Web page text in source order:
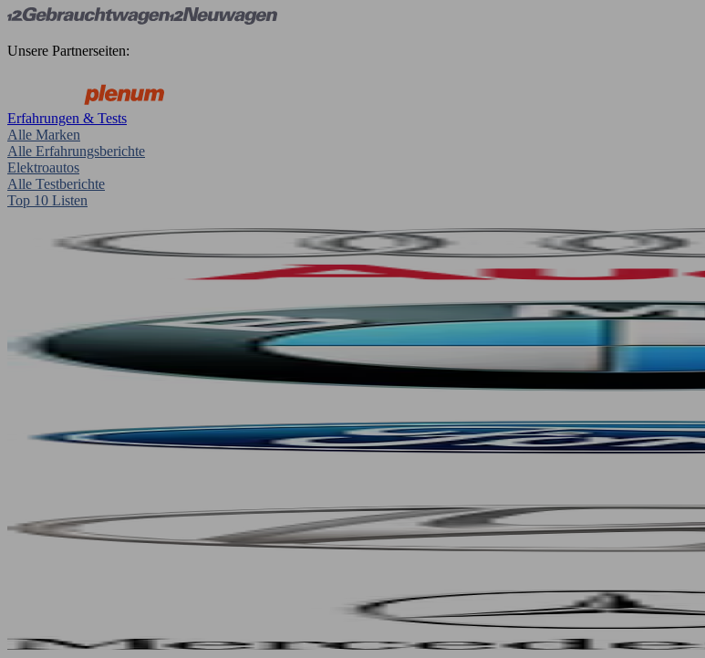
Unsere Partnerseiten:
Erfahrungen & Tests
Alle Marken
Alle Erfahrungsberichte
Elektroautos
Alle Testberichte
Top 10 Listen